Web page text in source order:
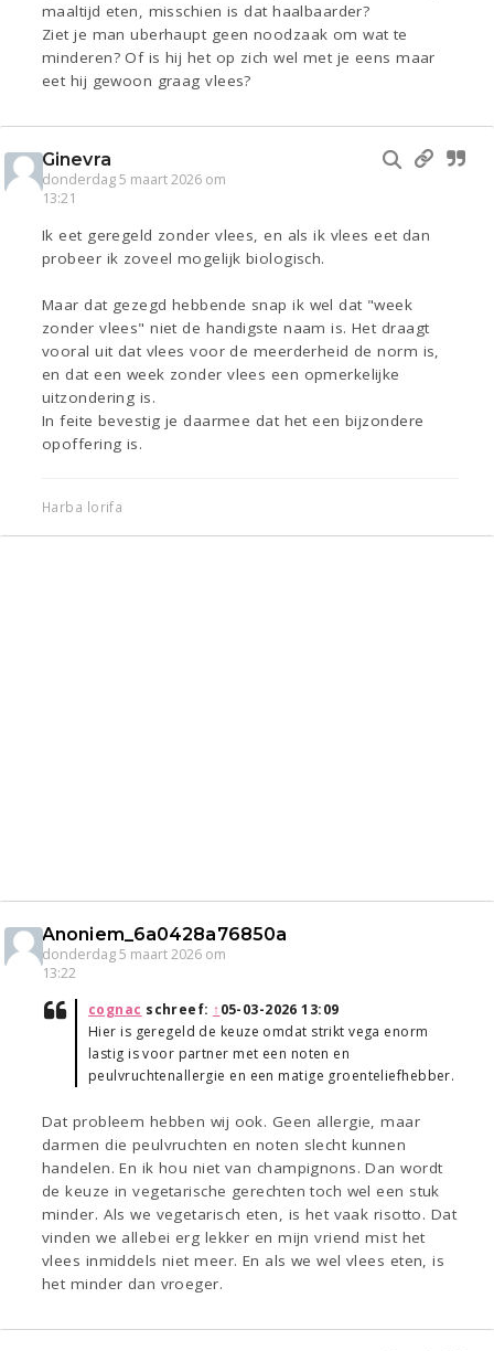
maaltijd eten, misschien is dat haalbaarder?
Ziet je man uberhaupt geen noodzaak om wat te
minderen? Of is hij het op zich wel met je eens maar
eet hij gewoon graag vlees?
Ginevra
donderdag 5 maart 2026 om
13:21
Ik eet geregeld zonder vlees, en als ik vlees eet dan
probeer ik zoveel mogelijk biologisch.
Maar dat gezegd hebbende snap ik wel dat "week
zonder vlees" niet de handigste naam is. Het draagt
vooral uit dat vlees voor de meerderheid de norm is,
en dat een week zonder vlees een opmerkelijke
uitzondering is.
In feite bevestig je daarmee dat het een bijzondere
opoffering is.
Harba lorifa
Anoniem_6a0428a76850a
donderdag 5 maart 2026 om
13:22
cognac schreef: ↑05-03-2026 13:09
Hier is geregeld de keuze omdat strikt vega enorm
lastig is voor partner met een noten en
peulvruchtenallergie en een matige groenteliefhebber.
Dat probleem hebben wij ook. Geen allergie, maar
darmen die peulvruchten en noten slecht kunnen
handelen. En ik hou niet van champignons. Dan wordt
de keuze in vegetarische gerechten toch wel een stuk
minder. Als we vegetarisch eten, is het vaak risotto. Dat
vinden we allebei erg lekker en mijn vriend mist het
vlees inmiddels niet meer. En als we wel vlees eten, is
het minder dan vroeger.